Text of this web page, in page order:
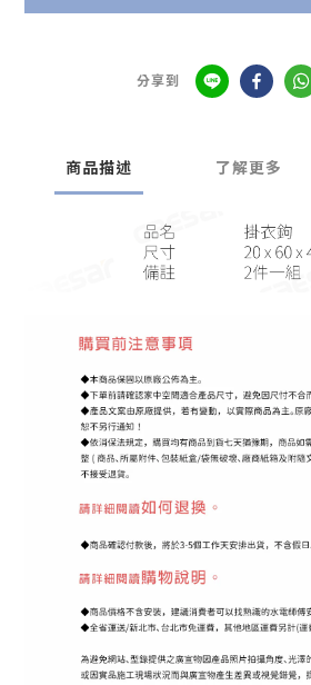
分享到
商品描述 了解更多